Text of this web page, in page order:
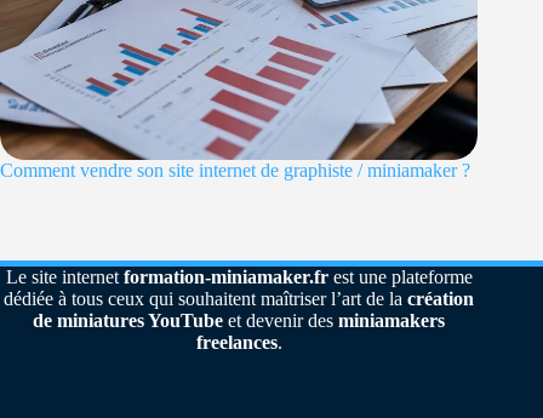
Comment vendre son site internet de graphiste / miniamaker ?
Le site internet formation-miniamaker.frest une plateforme
dédiée à tous ceux qui souhaitent maîtriser l’art de lacréation
de miniatures YouTube et devenir desminiamakers
freelances.